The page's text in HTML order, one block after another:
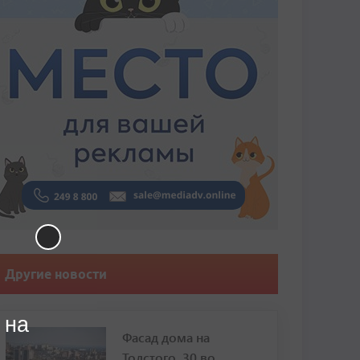
Другие новости
Фасад дома на